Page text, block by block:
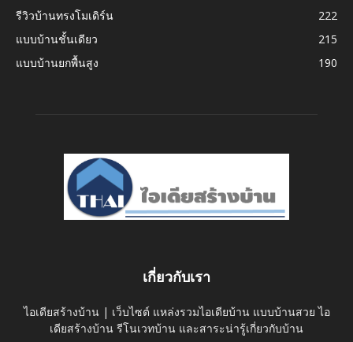
รีวิวบ้านทรงโมเดิร์น
222
แบบบ้านชั้นเดียว
215
แบบบ้านยกพื้นสูง
190
เกี่ยวกับเรา
ไอเดียสร้างบ้าน | เว็บไซต์ แหล่งรวมไอเดียบ้าน แบบบ้านสวย ไอ
เดียสร้างบ้าน รีโนเวทบ้าน และสาระน่ารู้เกี่ยวกับบ้าน